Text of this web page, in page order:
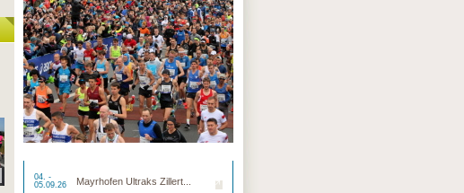
04. -
05.09.26
Mayrhofen Ultraks Zillert...